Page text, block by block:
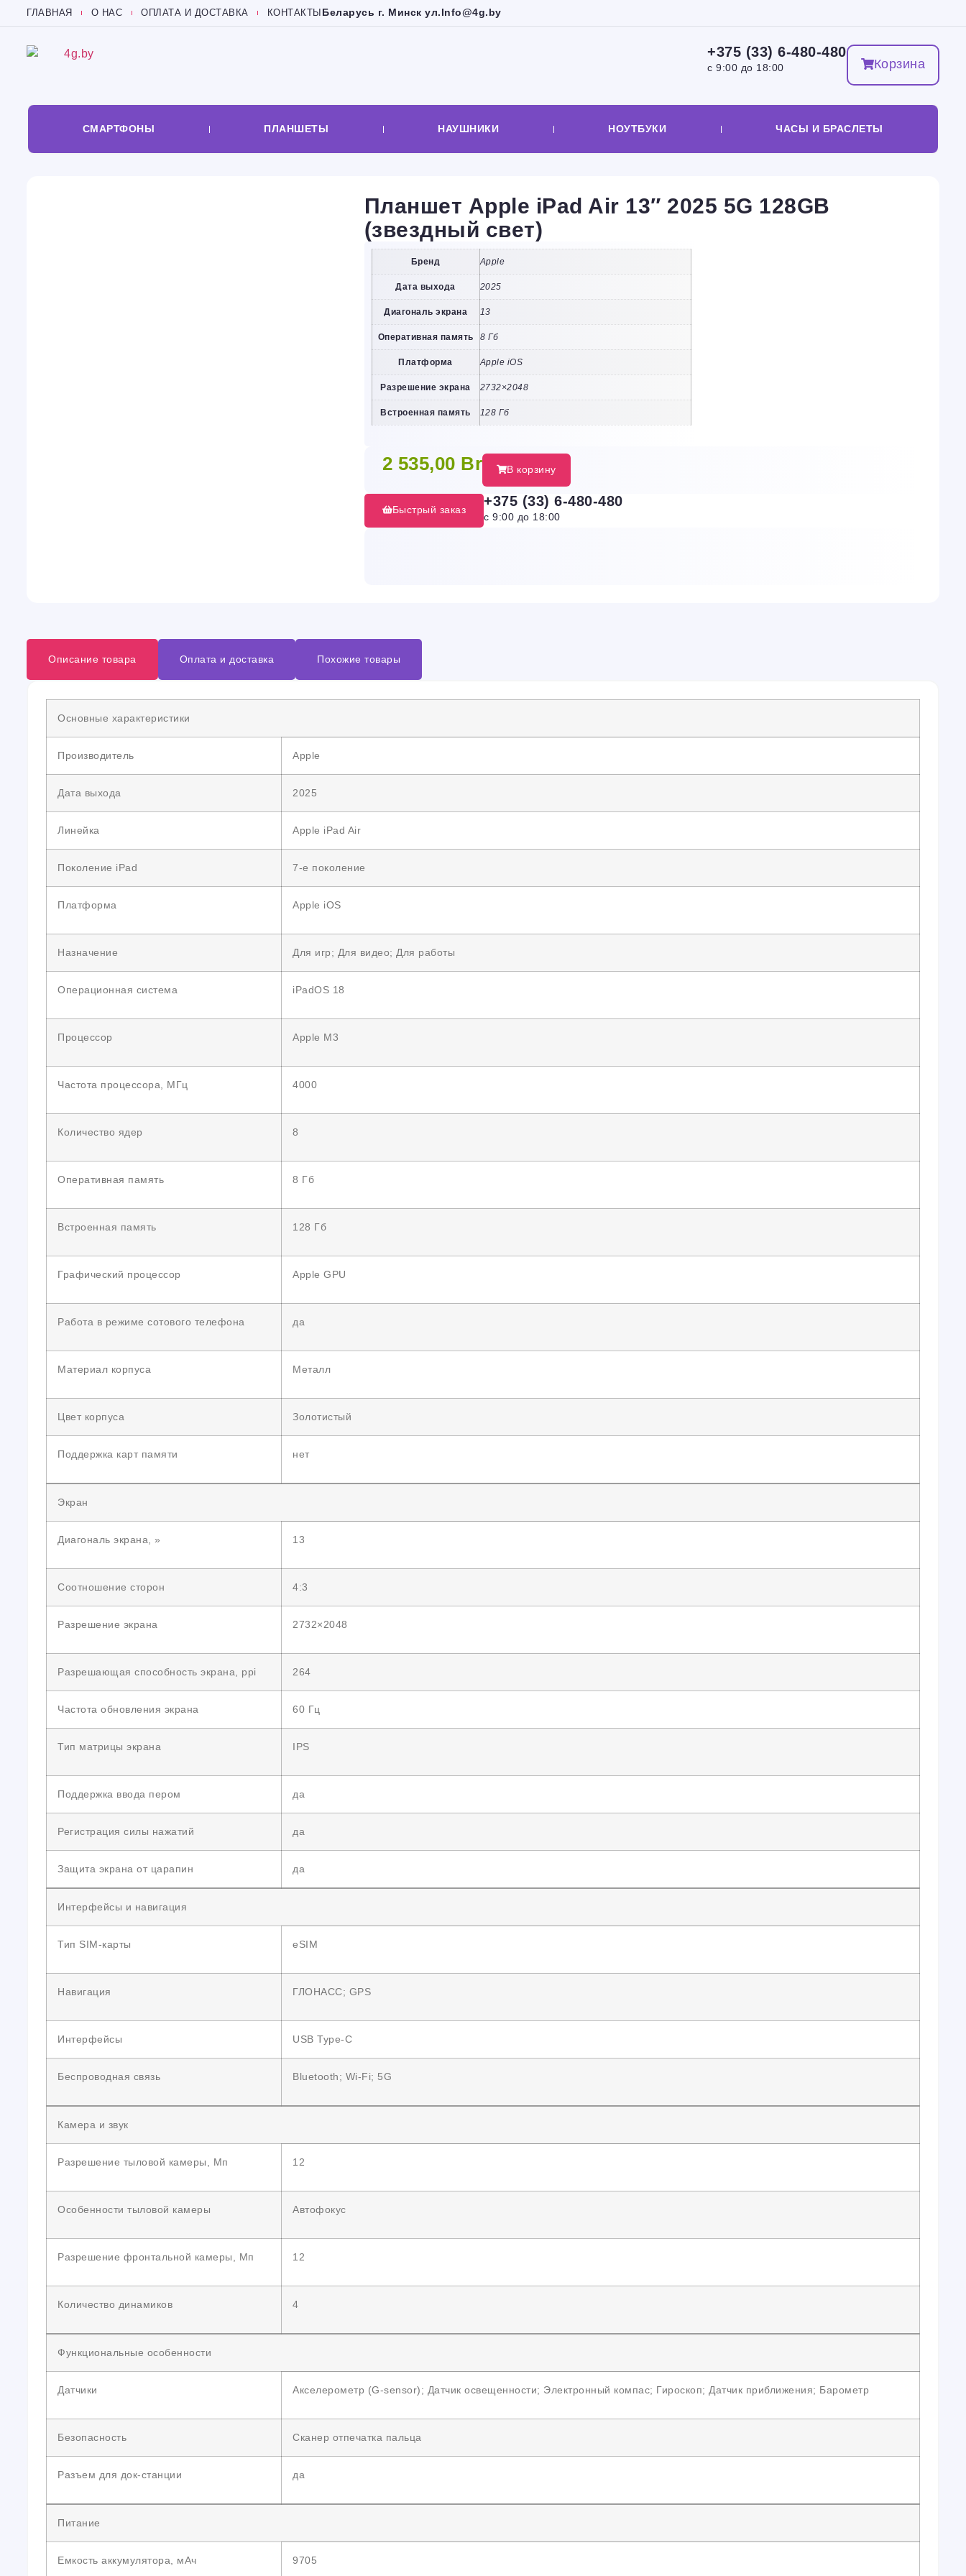
ГЛАВНАЯ О НАС ОПЛАТА И ДОСТАВКА КОНТАКТЫ Беларусь г. Минск ул.Info@4g.by
+375 (33) 6-480-480
с 9:00 до 18:00 Корзина
СМАРТФОНЫ ПЛАНШЕТЫ НАУШНИКИ НОУТБУКИ ЧАСЫ И БРАСЛЕТЫ
Планшет Apple iPad Air 13″ 2025 5G 128GB
(звездный свет)
Бренд Apple
Дата выхода 2025
Диагональ экрана 13
Оперативная память 8 Гб
Платформа Apple iOS
Разрешение экрана 2732×2048
Встроенная память 128 Гб
2 535,00 Br В корзину
Быстрый заказ
+375 (33) 6-480-480
с 9:00 до 18:00
Описание товара Оплата и доставка Похожие товары
Основные характеристики
Производитель Apple
Дата выхода 2025
Линейка Apple iPad Air
Поколение iPad 7-е поколение
Платформа Apple iOS
Назначение Для игр; Для видео; Для работы
Операционная система iPadOS 18
Процессор Apple M3
Частота процессора, МГц 4000
Количество ядер 8
Оперативная память 8 Гб
Встроенная память 128 Гб
Графический процессор Apple GPU
Работа в режиме сотового телефона да
Материал корпуса Металл
Цвет корпуса Золотистый
Поддержка карт памяти нет
Экран
Диагональ экрана, » 13
Соотношение сторон 4:3
Разрешение экрана 2732×2048
Разрешающая способность экрана, ppi 264
Частота обновления экрана 60 Гц
Тип матрицы экрана IPS
Поддержка ввода пером да
Регистрация силы нажатий да
Защита экрана от царапин да
Интерфейсы и навигация
Тип SIM-карты eSIM
Навигация ГЛОНАСС; GPS
Интерфейсы USB Type-C
Беспроводная связь Bluetooth; Wi-Fi; 5G
Камера и звук
Разрешение тыловой камеры, Мп 12
Особенности тыловой камеры Автофокус
Разрешение фронтальной камеры, Мп 12
Количество динамиков 4
Функциональные особенности
Датчики Акселерометр (G-sensor); Датчик освещенности; Электронный компас; Гироскоп; Датчик приближения; Барометр
Безопасность Сканер отпечатка пальца
Разъем для док-станции да
Питание
Емкость аккумулятора, мАч 9705